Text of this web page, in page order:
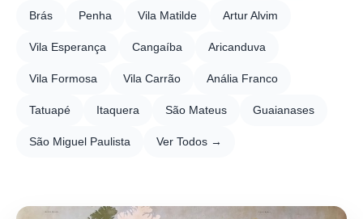
Brás Penha Vila Matilde Artur Alvim
Vila Esperança Cangaíba Aricanduva
Vila Formosa Vila Carrão Anália Franco
Tatuapé Itaquera São Mateus Guaianases
São Miguel Paulista Ver Todos →